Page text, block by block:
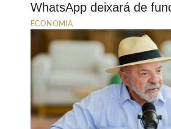
WhatsApp deixará de
ECONOMIA